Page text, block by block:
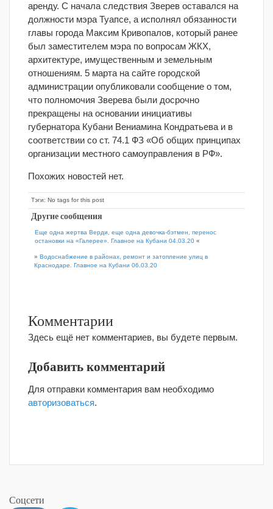
аренду. С начала следствия Зверев оставался на
должности мэра Туапсе, а исполнял обязанности
главы города Максим Кривопалов, который ранее
был заместителем мэра по вопросам ЖКХ,
архитектуре, имущественным и земельным
отношениям. 5 марта на сайте городской
администрации опубликовали сообщение о том,
что полномочия Зверева были досрочно
прекращены на основании инициативы
губернатора Кубани Вениамина Кондратьева и в
соответствии со ст. 74.1 ФЗ «Об общих принципах
организации местного самоуправления в РФ».
Похожих новостей нет.
Тэги: No tags for this post
Другие сообщения
Еще одна жертва Верди, еще одна девочка-бэтмен, перенос
остановки на «Галерее». Главное на Кубани 04.03.20 «
» Водоснабжение в районах, ремонт и затопление улиц в
Краснодаре. Главное на Кубани 06.03.20
Комментарии
Здесь ещё нет комментариев, вы будете первым.
Добавить комментарий
Для отправки комментария вам необходимо
авторизоваться.
Соцсети